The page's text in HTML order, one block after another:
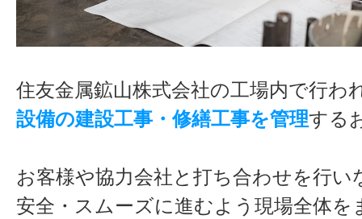
住友金属鉱山株式会社の工場内で行わ
設備の建設工事・修繕工事を管理する
お客様や協力会社と打ち合わせを行い
安全・スムーズに進むよう現場全体